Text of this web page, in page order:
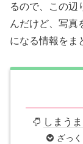
るので、この辺
んだけど、写真
になる情報をま
しまう
ざっ